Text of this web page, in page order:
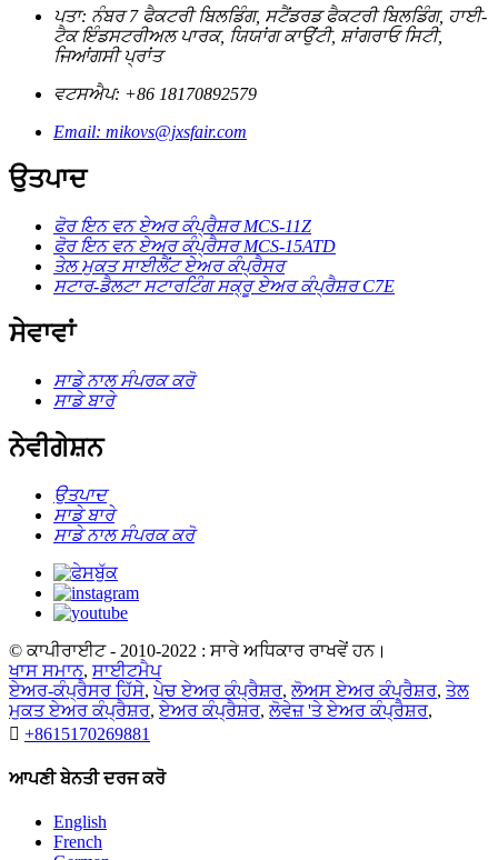
ਪਤਾ: ਨੰਬਰ 7 ਫੈਕਟਰੀ ਬਿਲਡਿੰਗ, ਸਟੈਂਡਰਡ ਫੈਕਟਰੀ ਬਿਲਡਿੰਗ, ਹਾਈ-
ਟੈਕ ਇੰਡਸਟਰੀਅਲ ਪਾਰਕ, ​​ਯਿਯਾਂਗ ਕਾਉਂਟੀ, ਸ਼ਾਂਗਰਾਓ ਸਿਟੀ,
ਜਿਆਂਗਸੀ ਪ੍ਰਾਂਤ
ਵਟਸਐਪ: +86 18170892579
Email: mikovs@jxsfair.com
ਉਤਪਾਦ
ਫੋਰ ਇਨ ਵਨ ਏਅਰ ਕੰਪ੍ਰੈਸ਼ਰ MCS-11Z
ਫੋਰ ਇਨ ਵਨ ਏਅਰ ਕੰਪ੍ਰੈਸਰ MCS-15ATD
ਤੇਲ ਮੁਕਤ ਸਾਈਲੈਂਟ ਏਅਰ ਕੰਪ੍ਰੈਸਰ
ਸਟਾਰ-ਡੈਲਟਾ ਸਟਾਰਟਿੰਗ ਸਕ੍ਰੂ ਏਅਰ ਕੰਪ੍ਰੈਸ਼ਰ C7E
ਸੇਵਾਵਾਂ
ਸਾਡੇ ਨਾਲ ਸੰਪਰਕ ਕਰੋ
ਸਾਡੇ ਬਾਰੇ
ਨੇਵੀਗੇਸ਼ਨ
ਉਤਪਾਦ
ਸਾਡੇ ਬਾਰੇ
ਸਾਡੇ ਨਾਲ ਸੰਪਰਕ ਕਰੋ
© ਕਾਪੀਰਾਈਟ - 2010-2022 : ਸਾਰੇ ਅਧਿਕਾਰ ਰਾਖਵੇਂ ਹਨ।
ਖਾਸ ਸਮਾਨ, ਸਾਈਟਮੈਪ
ਏਅਰ-ਕੰਪ੍ਰੈਸਰ ਹਿੱਸੇ,ਪੇਚ ਏਅਰ ਕੰਪ੍ਰੈਸ਼ਰ,ਲੋਅਸ ਏਅਰ ਕੰਪ੍ਰੈਸ਼ਰ, ਤੇਲ
ਮੁਕਤ ਏਅਰ ਕੰਪ੍ਰੈਸ਼ਰ,ਏਅਰ ਕੰਪ੍ਰੈਸ਼ਰ,ਲੋਵੇਜ਼ 'ਤੇ ਏਅਰ ਕੰਪ੍ਰੈਸ਼ਰ,
 +8615170269881
ਆਪਣੀ ਬੇਨਤੀ ਦਰਜ ਕਰੋ
English
French